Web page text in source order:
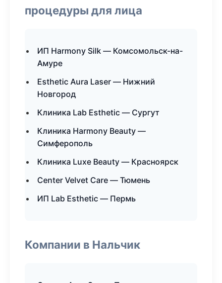
процедуры для лица
ИП Harmony Silk — Комсомольск-на-
Амуре
Esthetic Aura Laser — Нижний
Новгород
Клиника Lab Esthetic — Сургут
Клиника Harmony Beauty —
Симферополь
Клиника Luxe Beauty — Красноярск
Center Velvet Care — Тюмень
ИП Lab Esthetic — Пермь
Компании в Нальчик